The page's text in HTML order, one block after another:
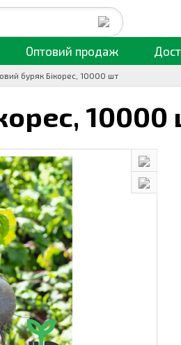
Оптовий продаж
буряк Бікорес, 10000 шт
10000